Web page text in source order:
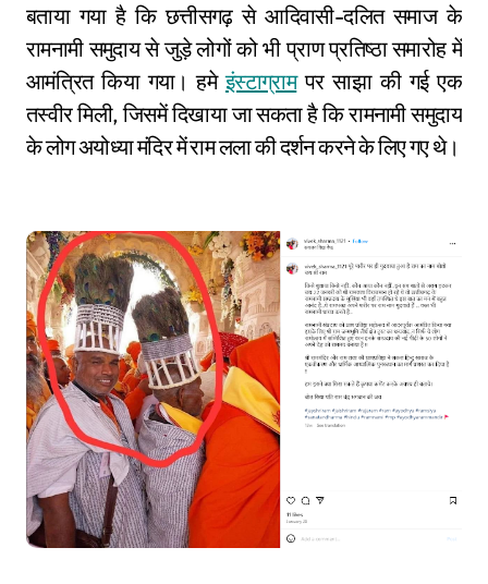
बताया गया है कि छत्तीसगढ़ से आदिवासी-दलित समाज के
रामनामी समुदाय से जुड़े लोगों को भी प्राण प्रतिष्ठा समारोह में
आमंत्रित किया गया। हमेइंस्टाग्रामपर साझा की गई एक
तस्वीर मिली, जिसमें दिखाया जा सकता है कि रामनामी समुदाय
के लोग अयोध्या मंदिर में राम लला की दर्शन करने के लिए गए थे।